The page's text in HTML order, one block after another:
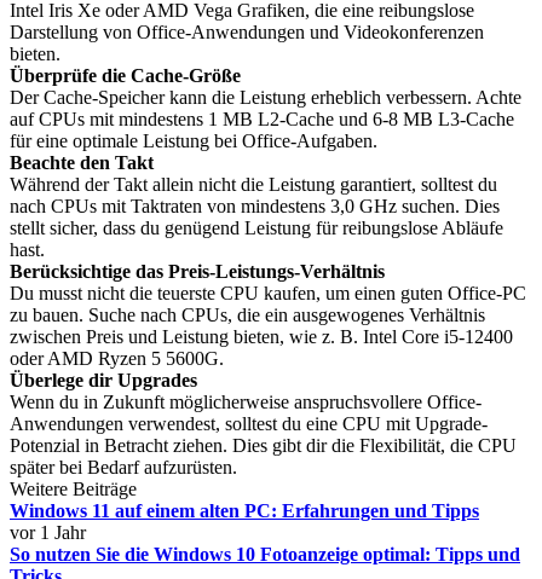
Intel Iris Xe oder AMD Vega Grafiken, die eine reibungslose
Darstellung von Office-Anwendungen und Videokonferenzen
bieten.
Überprüfe die Cache-Größe
Der Cache-Speicher kann die Leistung erheblich verbessern. Achte
auf CPUs mit mindestens 1 MB L2-Cache und 6-8 MB L3-Cache
für eine optimale Leistung bei Office-Aufgaben.
Beachte den Takt
Während der Takt allein nicht die Leistung garantiert, solltest du
nach CPUs mit Taktraten von mindestens 3,0 GHz suchen. Dies
stellt sicher, dass du genügend Leistung für reibungslose Abläufe
hast.
Berücksichtige das Preis-Leistungs-Verhältnis
Du musst nicht die teuerste CPU kaufen, um einen guten Office-PC
zu bauen. Suche nach CPUs, die ein ausgewogenes Verhältnis
zwischen Preis und Leistung bieten, wie z. B. Intel Core i5-12400
oder AMD Ryzen 5 5600G.
Überlege dir Upgrades
Wenn du in Zukunft möglicherweise anspruchsvollere Office-
Anwendungen verwendest, solltest du eine CPU mit Upgrade-
Potenzial in Betracht ziehen. Dies gibt dir die Flexibilität, die CPU
später bei Bedarf aufzurüsten.
Weitere Beiträge
Windows 11 auf einem alten PC: Erfahrungen und Tipps
vor 1 Jahr
So nutzen Sie die Windows 10 Fotoanzeige optimal: Tipps und